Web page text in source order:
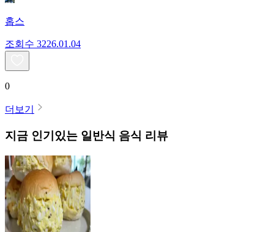
홉스
조회수 3226.01.04
0
더보기
지금 인기있는 일반식 음식 리뷰